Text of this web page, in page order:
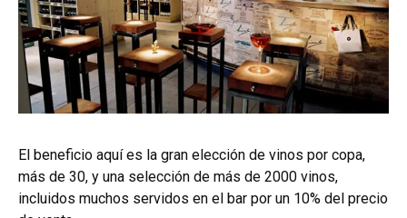
El beneficio aquí es la gran elección de vinos por copa,
más de 30, y una selección de más de 2000 vinos,
incluidos muchos servidos en el bar por un 10% del precio